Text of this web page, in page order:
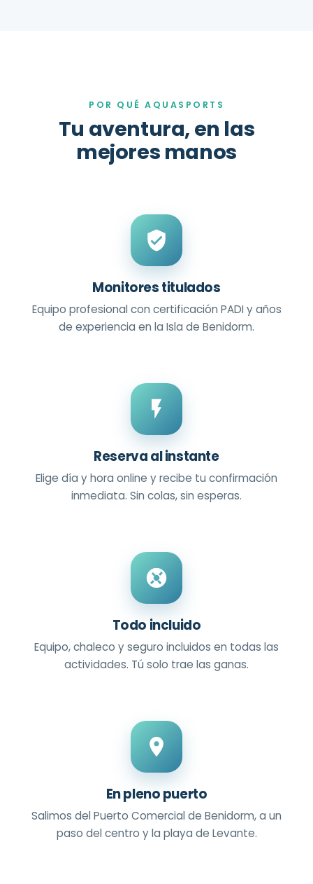
POR QUÉ AQUASPORTS
Tu aventura, en las
mejores manos
Monitores titulados
Equipo profesional con certificación PADI y años
de experiencia en la Isla de Benidorm.
Reserva al instante
Elige día y hora online y recibe tu confirmación
inmediata. Sin colas, sin esperas.
Todo incluido
Equipo, chaleco y seguro incluidos en todas las
actividades. Tú solo trae las ganas.
En pleno puerto
Salimos del Puerto Comercial de Benidorm, a un
paso del centro y la playa de Levante.